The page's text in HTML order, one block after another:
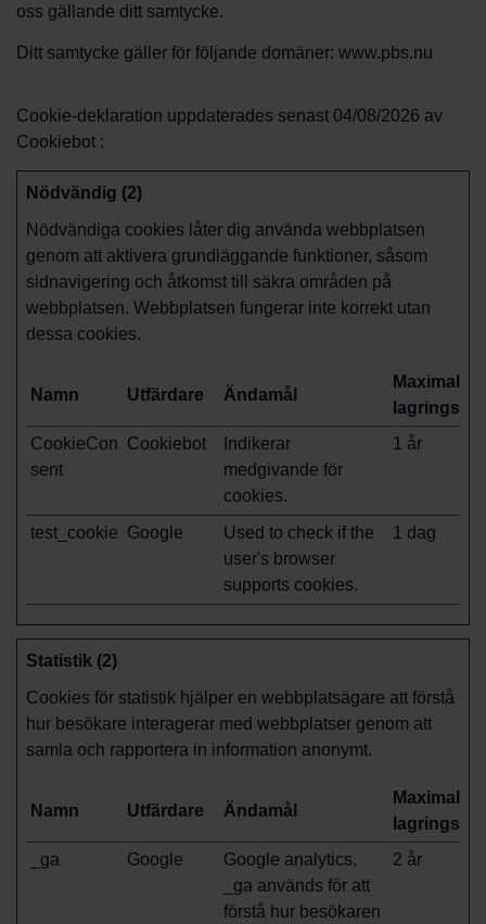
oss gällande ditt samtycke.
Ditt samtycke gäller för följande domäner: www.pbs.nu
Cookie-deklaration uppdaterades senast 04/08/2026 av
Cookiebot :
Nödvändig (2)
Nödvändiga cookies låter dig använda webbplatsen
genom att aktivera grundläggande funktioner, såsom
sidnavigering och åtkomst till säkra områden på
webbplatsen. Webbplatsen fungerar inte korrekt utan
dessa cookies.
Namn Utfärdare Ändamål
Maximal
lagringstid
CookieCon
sent
Cookiebot
Indikerar
medgivande för
cookies.
1 år
test_cookie Google
Used to check if the
user's browser
supports cookies.
1 dag
Statistik (2)
Cookies för statistik hjälper en webbplatsägare att förstå
hur besökare interagerar med webbplatser genom att
samla och rapportera in information anonymt.
Namn Utfärdare Ändamål
Maximal
lagringstid
_ga
Google
Google analytics,
_ga används för att
förstå hur besökaren
2 år